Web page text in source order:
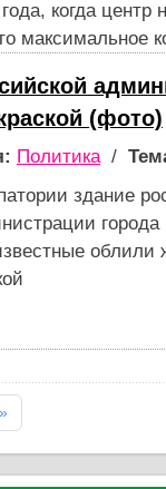
когда центр
максимальное
(фото)
Политика/
здание
города
облили
»